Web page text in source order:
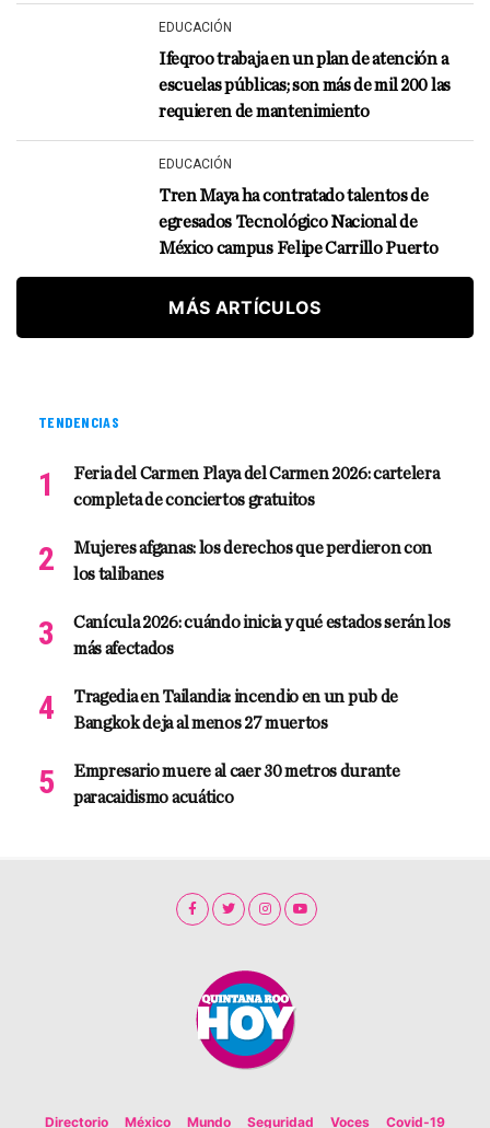
EDUCACIÓN
Ifeqroo trabaja en un plan de atención a
escuelas públicas; son más de mil 200 las
requieren de mantenimiento
EDUCACIÓN
Tren Maya ha contratado talentos de
egresados Tecnológico Nacional de
México campus Felipe Carrillo Puerto
MÁS ARTÍCULOS
TENDENCIAS
Feria del Carmen Playa del Carmen 2026: cartelera
completa de conciertos gratuitos
Mujeres afganas: los derechos que perdieron con
los talibanes
Canícula 2026: cuándo inicia y qué estados serán los
más afectados
Tragedia en Tailandia: incendio en un pub de
Bangkok deja al menos 27 muertos
Empresario muere al caer 30 metros durante
paracaidismo acuático
Directorio México Mundo Seguridad Voces Covid-19